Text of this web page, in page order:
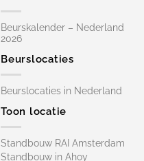
Beurskalender – Nederland
2026
Beurslocaties
Beurslocaties in Nederland
Toon locatie
Standbouw RAI Amsterdam
Standbouw in Ahoy